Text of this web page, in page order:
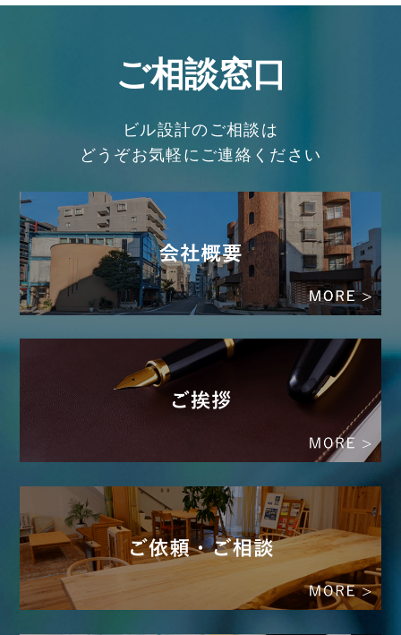
ご相談窓口
ビル設計のご相談は
どうぞお気軽にご連絡ください